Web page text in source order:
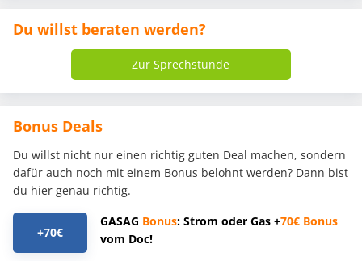
Du willst beraten werden?
Zur Sprechstunde
Bonus Deals
Du willst nicht nur einen richtig guten Deal machen, sondern
dafür auch noch mit einem Bonus belohnt werden? Dann bist
du hier genau richtig.
+70€
GASAG Bonus: Strom oder Gas +70€ Bonus
vom Doc!